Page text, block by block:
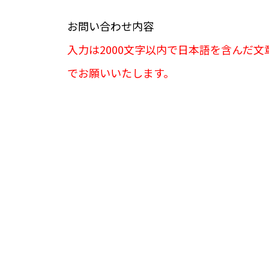
お問い合わせ内容
入力は2000文字以内で日本語を含んだ文
でお願いいたします。